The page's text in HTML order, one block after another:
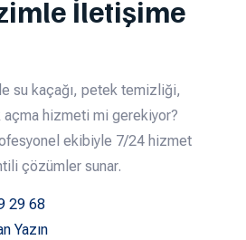
İletişime
su kaçağı, petek temizliği,
açma hizmeti mi gerekiyor?
ekibiyle 7/24 hizmet
çözümler sunar.
29 68
Yazın